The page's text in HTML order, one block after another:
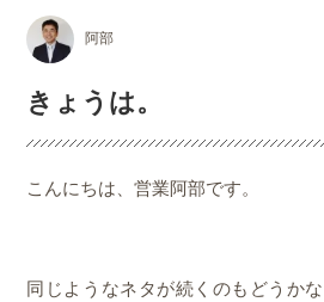
阿部
きょうは。
こんにちは、営業阿部です。
同じようなネタが続くのもどうか